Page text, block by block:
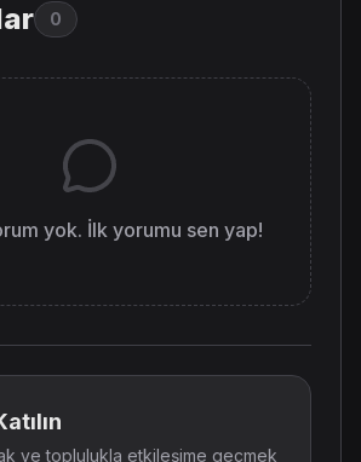
0
yok. İlk yorumu sen yap!
ve toplulukla etkileşime geçmek